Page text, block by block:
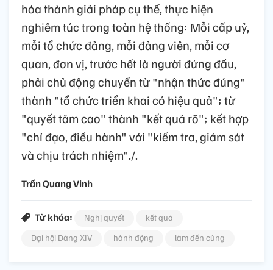
hóa thành giải pháp cụ thể, thực hiện
nghiêm túc trong toàn hệ thống: Mỗi cấp uỷ,
mỗi tổ chức đảng, mỗi đảng viên, mỗi cơ
quan, đơn vị, trước hết là người đứng đầu,
phải chủ động chuyển từ "nhận thức đúng"
thành "tổ chức triển khai có hiệu quả"; từ
"quyết tâm cao" thành "kết quả rõ"; kết hợp
"chỉ đạo, điều hành" với "kiểm tra, giám sát
và chịu trách nhiệm"./.
Trần Quang Vinh
Từ khóa: Nghị quyết
kết quả
Đại hội Đảng XIV
hành động làm đến cùng